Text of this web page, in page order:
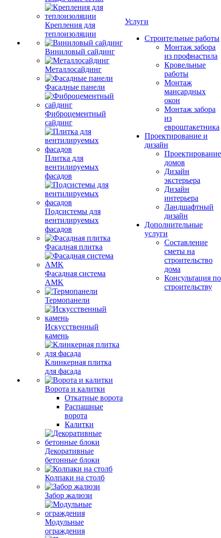
Крепления для
теплоизоляции
Виниловый сайдинг
Металлосайдинг
Фасадные панели
Фиброцементный
сайдинг
Плитка для
вентилируемых
фасадов
Подсистемы для
вентилируемых
фасадов
Фасадная плитка
Фасадная система
AMK
Термопанели
Искусственный
камень
Клинкерная плитка
для фасада
Ворота и калитки
Откатные ворота
Распашные
ворота
Калитки
Декоративные
бетонные блоки
Колпаки на столб
Забор жалюзи
Модульные
ограждения
Услуги
Строительные работы
Монтаж забора
из профнастила
Кровельные
работы
Монтаж
мансардных
окон
Монтаж забора
из
евроштакетника
Проектирование и
дизайн
Проектирование
домов
Дизайн
экстерьера
Дизайн
интерьера
Ландшафтный
дизайн
Дополнительные
услуги
Составление
сметы на
строительство
дома
Консультация по
строительству